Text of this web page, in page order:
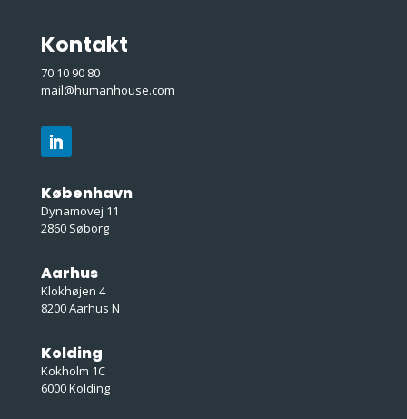
Kontakt
70 10 90 80
mail@humanhouse.com
København
Dynamovej 11
2860 Søborg
Aarhus
Klokhøjen 4
8200 Aarhus N
Kolding
Kokholm 1C
6000 Kolding